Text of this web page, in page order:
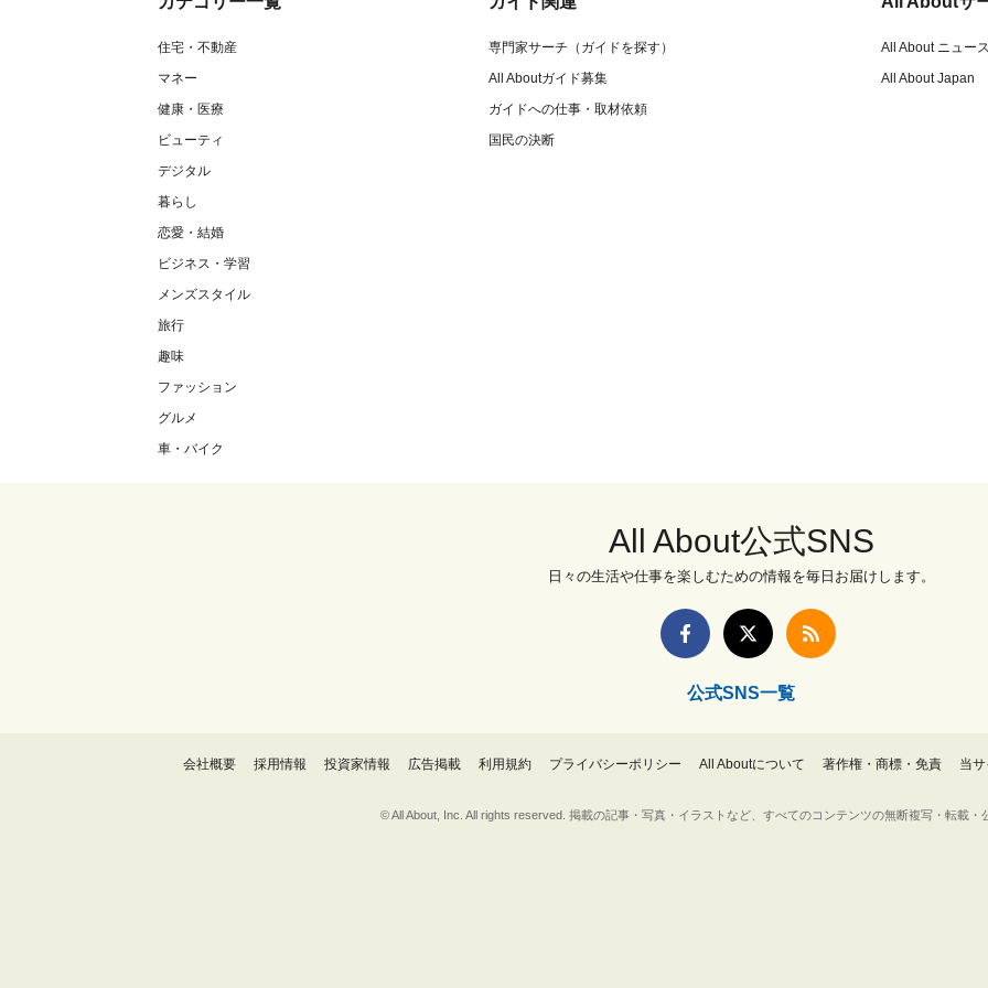
住宅・不動産
マネー
健康・医療
ビューティ
デジタル
暮らし
恋愛・結婚
ビジネス・学習
メンズスタイル
旅行
趣味
ファッション
グルメ
車・バイク
専門家サーチ（ガイドを探す）
All Aboutガイド募集
ガイドへの仕事・取材依頼
国民の決断
All About ニュース
All About Japan
All About公式SNS
日々の生活や仕事を楽しむための情報を毎日お届けします。
公式SNS一覧
会社概要 採用情報 投資家情報 広告掲載 利用規約 プライバシーポリシー All Aboutについて 著作権・商標・免責 当
© All About, Inc. All rights reserved. 掲載の記事・写真・イラストなど、すべてのコンテンツの無断複写・転載・